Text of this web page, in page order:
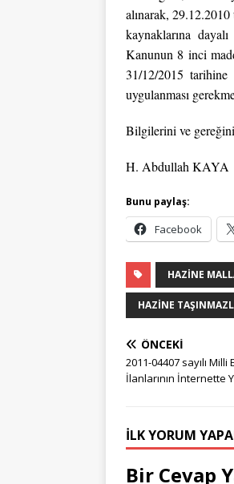
alınarak,
kaynaklarına
Kanunun 8 inci
31/12/2015 tarihine
uygulanması
Bilgilerini ve
H. Abdullah KAYA
Bunu paylaş:
Facebook
HAZINE
HAZINE
ÖNCEKI
2011-04407 sayılı Milli
İlanlarının İnternette
İLK YORUM
Bir Cevap